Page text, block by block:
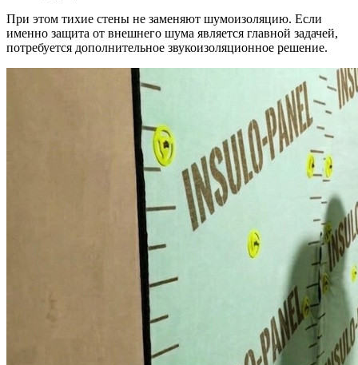
При этом тихие стены не заменяют шумоизоляцию. Если
именно защита от внешнего шума является главной задачей,
потребуется дополнительное звукоизоляционное решение.